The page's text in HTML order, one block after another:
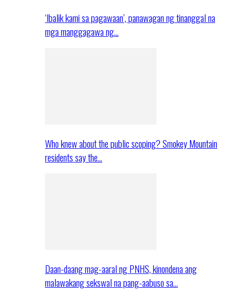
‘Ibalik kami sa pagawaan’, panawagan ng tinanggal na
mga manggagawa ng…
Who knew about the public scoping? Smokey Mountain
residents say the…
Daan-daang mag-aaral ng PNHS, kinondena ang
malawakang sekswal na pang-aabuso sa…